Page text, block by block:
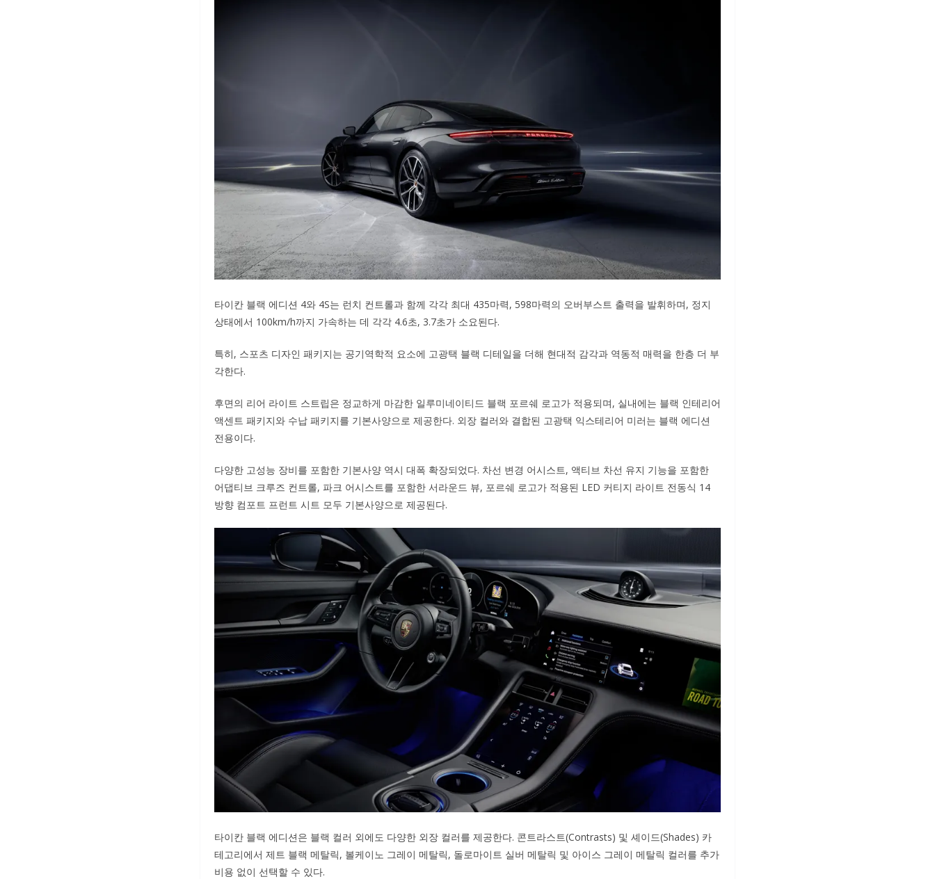
타이칸 블랙 에디션 4와 4S는 런치 컨트롤과 함께 각각 최대 435마력, 598마력의 오버부스트 출력을 발휘하며, 정지
상태에서 100km/h까지 가속하는 데 각각 4.6초, 3.7초가 소요된다.
특히, 스포츠 디자인 패키지는 공기역학적 요소에 고광택 블랙 디테일을 더해 현대적 감각과 역동적 매력을 한층 더 부
각한다.
후면의 리어 라이트 스트립은 정교하게 마감한 일루미네이티드 블랙 포르쉐 로고가 적용되며, 실내에는 블랙 인테리어
액센트 패키지와 수납 패키지를 기본사양으로 제공한다. 외장 컬러와 결합된 고광택 익스테리어 미러는 블랙 에디션
전용이다.
다양한 고성능 장비를 포함한 기본사양 역시 대폭 확장되었다. 차선 변경 어시스트, 액티브 차선 유지 기능을 포함한
어댑티브 크루즈 컨트롤, 파크 어시스트를 포함한 서라운드 뷰, 포르쉐 로고가 적용된 LED 커티지 라이트 전동식 14
방향 컴포트 프런트 시트 모두 기본사양으로 제공된다.
타이칸 블랙 에디션은 블랙 컬러 외에도 다양한 외장 컬러를 제공한다. 콘트라스트(Contrasts) 및 셰이드(Shades) 카
테고리에서 제트 블랙 메탈릭, 볼케이노 그레이 메탈릭, 돌로마이트 실버 메탈릭 및 아이스 그레이 메탈릭 컬러를 추가
비용 없이 선택할 수 있다.